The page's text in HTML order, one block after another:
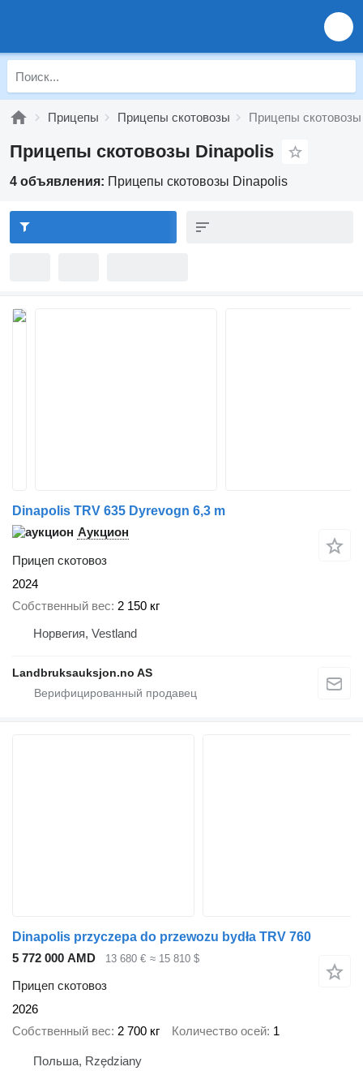
Прицепы Прицепы скотовозы Прицепы
Прицепы скотовозы Dinapolis
4 объявления: Прицепы скотовозы Dinapolis
Dinapolis TRV 635 Dyrevogn 6,3 m
Аукцион
Прицеп скотовоз
2024
Собственный вес 2 150 кг
Норвегия, Vestland
Landbruksauksjon.no AS
Dinapolis przyczepa do przewozu bydła TRV 760
5 772 000 AMD
13 680 € ≈ 15 810 $
Прицеп скотовоз
2026
Собственный вес 2 700 кг Количество осей 1
Польша, Rzędziany